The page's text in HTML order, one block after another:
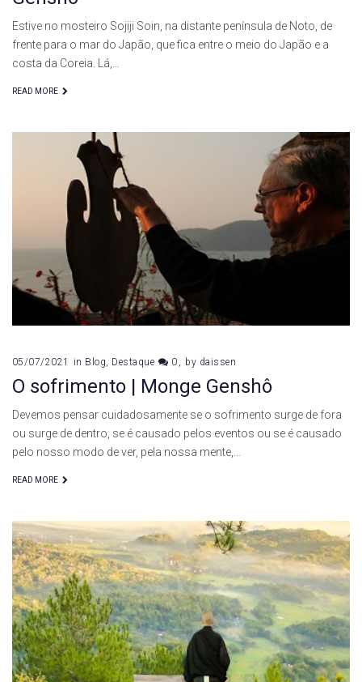
Estive no mosteiro Sojiji Soin, na distante península de Noto, de
frente para o mar do Japão, que fica entre o meio do Japão e a
costa da Coreia. Lá,…
READ MORE
05/07/2021 in Blog, Destaque 0 by daissen
O sofrimento | Monge Genshô
Devemos pensar cuidadosamente se o sofrimento surge de fora
ou surge de dentro, se é causado pelos eventos ou se é causado
pelo nosso modo de ver, pela nossa mente,…
READ MORE